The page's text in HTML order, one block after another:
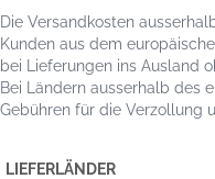
Die Versandkosten
Kunden aus dem
bei Lieferungen ins Ausland
Bei Ländern ausserhalb des
Gebühren für die Verzollung
LIEFERLÄNDER